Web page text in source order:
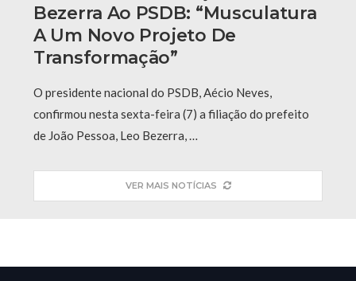
Bezerra Ao PSDB: “Musculatura
A Um Novo Projeto De
Transformação”
O presidente nacional do PSDB, Aécio Neves,
confirmou nesta sexta-feira (7) a filiação do prefeito
de João Pessoa, Leo Bezerra, …
VER MAIS NOTÍCIAS